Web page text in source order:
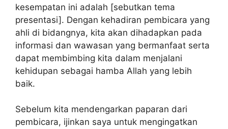
kesempatan ini adalah [sebutkan tema
presentasi]. Dengan kehadiran pembicara yang
ahli di bidangnya, kita akan dihadapkan pada
informasi dan wawasan yang bermanfaat serta
dapat membimbing kita dalam menjalani
kehidupan sebagai hamba Allah yang lebih
baik.
Sebelum kita mendengarkan paparan dari
pembicara, ijinkan saya untuk mengingatkan